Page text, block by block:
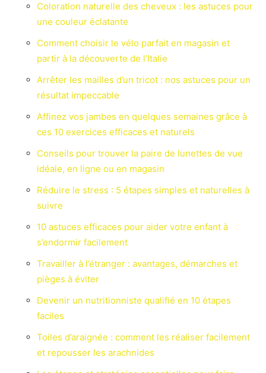
Coloration naturelle des cheveux : les astuces pour
une couleur éclatante
Comment choisir le vélo parfait en magasin et
partir à la découverte de l’Italie
Arrêter les mailles d’un tricot : nos astuces pour un
résultat impeccable
Affinez vos jambes en quelques semaines grâce à
ces 10 exercices efficaces et naturels
Conseils pour trouver la paire de lunettes de vue
idéale, en ligne ou en magasin
Réduire le stress : 5 étapes simples et naturelles à
suivre
10 astuces efficaces pour aider votre enfant à
s’endormir facilement
Travailler à l’étranger : avantages, démarches et
pièges à éviter
Devenir un nutritionniste qualifié en 10 étapes
faciles
Toiles d’araignée : comment les réaliser facilement
et repousser les arachnides